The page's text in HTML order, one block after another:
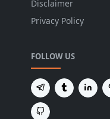
Disclaimer
Privacy Policy
FOLLOW US